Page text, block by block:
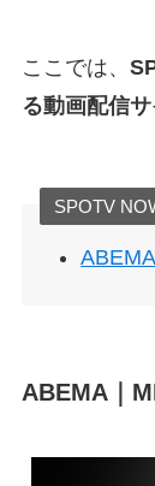
ここでは、
る動画配信
SPOTV
ABEMA
ABEMA｜